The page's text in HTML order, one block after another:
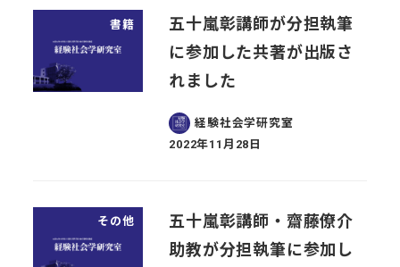
書籍
五十嵐彰講師が分担執筆
に参加した共著が出版さ
れました
経験社会学研究室
投稿日
2022年11月28日
その他
五十嵐彰講師・齋藤僚介
助教が分担執筆に参加し